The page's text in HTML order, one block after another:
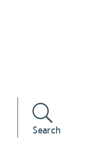
Search